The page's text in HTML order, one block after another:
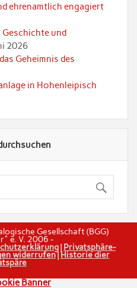
ehrenamtlich engagiert
und
2026
Geheimnis des
in Hohenleipisch
Gesellschaft (BGG)
e. V. 2006 -
| Privatsphäre-
widerrufen|Historie dier
Banner